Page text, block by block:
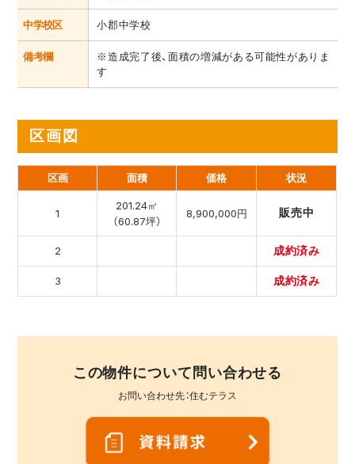
中学校区 小郡中学校
備考欄
※造成完了後、面積の増減がある可能性がありま
す
区画図
区画 面積 価格 状況
1
201.24㎡
（60.87坪）
8,900,000円 販売中
2 成約済み
3 成約済み
この物件について問い合わせる
お問い合わせ先：住むテラス